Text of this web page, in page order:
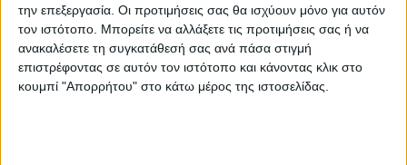
την επεξεργασία. Οι προτιμήσεις σας θα ισχύουν μόνο για αυτόν
τον ιστότοπο. Μπορείτε να αλλάξετε τις προτιμήσεις σας ή να
ανακαλέσετε τη συγκατάθεσή σας ανά πάσα στιγμή
επιστρέφοντας σε αυτόν τον ιστότοπο και κάνοντας κλικ στο
κουμπί "Απορρήτου" στο κάτω μέρος της ιστοσελίδας.
ΠΡΟΗΓΟΥΜΕΝΟ ΑΡΘΡΟ
Ομιχλώδες τοπίο και η
επιμελής φροντίδα του
ΕΠΟΜΕΝΟ ΑΡΘΡΟ
ΣΥΡΙΖΑ: Άρχισε η εκλογική
διαδικασία και στο Ν.